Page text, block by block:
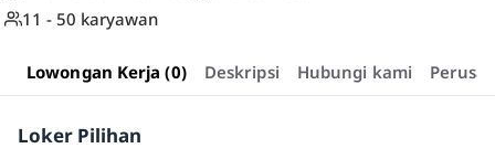
11 - 50 karyawan
Lowongan Kerja (0) Deskripsi Hubungi kami
Loker Pilihan